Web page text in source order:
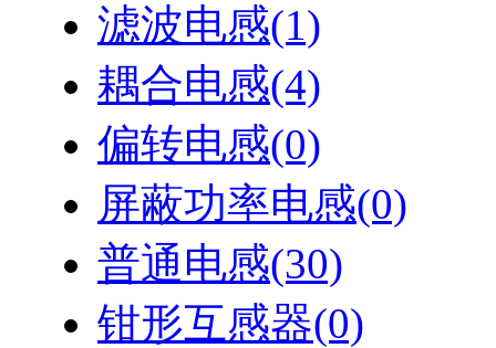
滤波电感(1)
耦合电感(4)
偏转电感(0)
屏蔽功率电感(0)
普通电感(30)
钳形互感器(0)